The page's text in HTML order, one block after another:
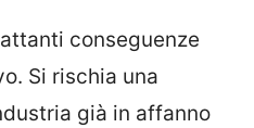
conseguenze
Si rischia una
già in affanno